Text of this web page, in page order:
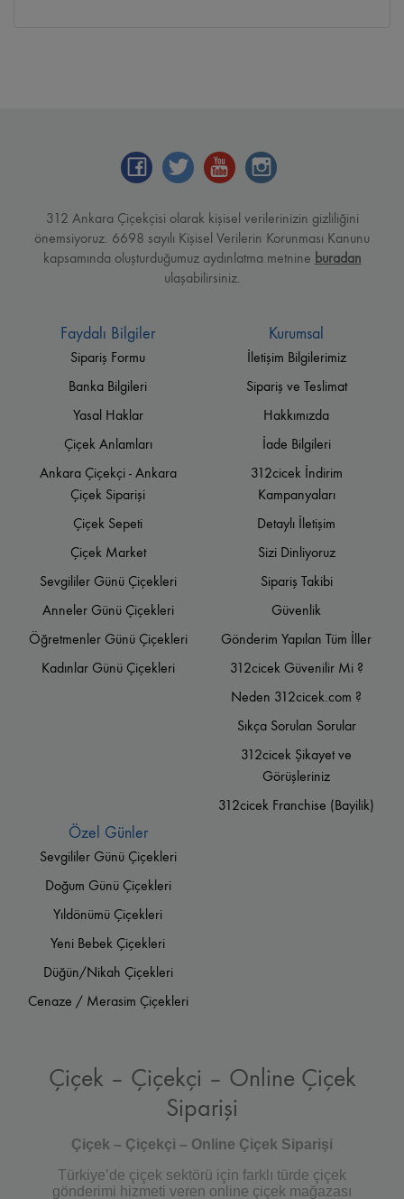
312 Ankara Çiçekçisi olarak kişisel verilerinizin gizliliğini
önemsiyoruz. 6698 sayılı Kişisel Verilerin Korunması Kanunu
kapsamında oluşturduğumuz aydınlatma metnine buradan
ulaşabilirsiniz.
Faydalı Bilgiler
Sipariş Formu
Banka Bilgileri
Yasal Haklar
Çiçek Anlamları
Ankara Çiçekçi - Ankara
Çiçek Siparişi
Çiçek Sepeti
Çiçek Market
Sevgililer Günü Çiçekleri
Anneler Günü Çiçekleri
Öğretmenler Günü Çiçekleri
Kadınlar Günü Çiçekleri
Kurumsal
İletişim Bilgilerimiz
Sipariş ve Teslimat
Hakkımızda
İade Bilgileri
312cicek İndirim
Kampanyaları
Detaylı İletişim
Sizi Dinliyoruz
Sipariş Takibi
Güvenlik
Gönderim Yapılan Tüm İller
312cicek Güvenilir Mi ?
Neden 312cicek.com ?
Sıkça Sorulan Sorular
312cicek Şikayet ve
Görüşleriniz
312cicek Franchise (Bayilik)
Özel Günler
Sevgililer Günü Çiçekleri
Doğum Günü Çiçekleri
Yıldönümü Çiçekleri
Yeni Bebek Çiçekleri
Düğün/Nikah Çiçekleri
Cenaze / Merasim Çiçekleri
Çiçek – Çiçekçi – Online Çiçek
Siparişi
Çiçek – Çiçekçi – Online Çiçek Siparişi
Türkiye’de çiçek sektörü için farklı türde çiçek
gönderimi hizmeti veren online çiçek mağazası